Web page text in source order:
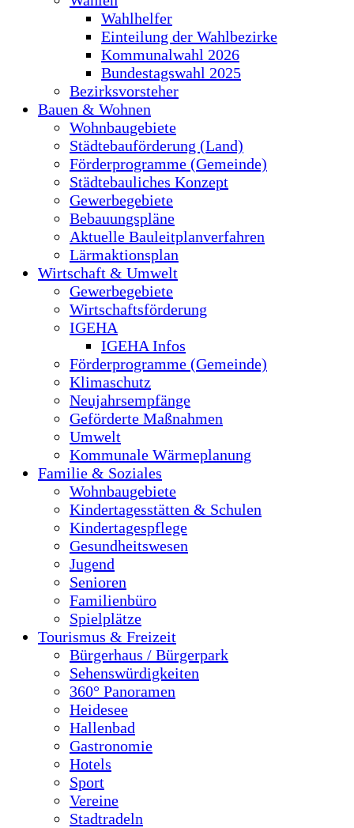
Wahlhelfer
Einteilung der Wahlbezirke
Kommunalwahl 2026
Bundestagswahl 2025
Bezirksvorsteher
Bauen & Wohnen
Wohnbaugebiete
Städtebauförderung (Land)
Förderprogramme (Gemeinde)
Städtebauliches Konzept
Gewerbegebiete
Bebauungspläne
Aktuelle Bauleitplanverfahren
Lärmaktionsplan
Wirtschaft & Umwelt
Gewerbegebiete
Wirtschaftsförderung
IGEHA
IGEHA Infos
Förderprogramme (Gemeinde)
Klimaschutz
Neujahrsempfänge
Geförderte Maßnahmen
Umwelt
Kommunale Wärmeplanung
Familie & Soziales
Wohnbaugebiete
Kindertagesstätten & Schulen
Kindertagespflege
Gesundheitswesen
Jugend
Senioren
Familienbüro
Spielplätze
Tourismus & Freizeit
Bürgerhaus / Bürgerpark
Sehenswürdigkeiten
360° Panoramen
Heidesee
Hallenbad
Gastronomie
Hotels
Sport
Vereine
Stadtradeln